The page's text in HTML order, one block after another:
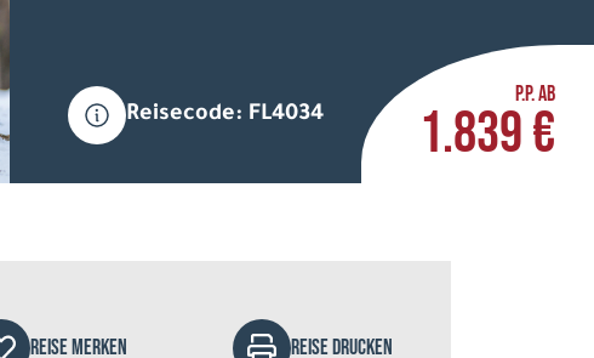
Reisecode: FL4034
P.P. AB
1.839 €
REISE MERKEN REISE DRUCKEN